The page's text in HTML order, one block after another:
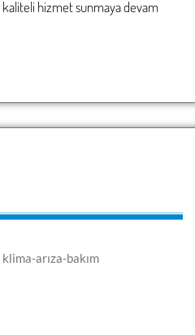
kaliteli hizmet sunmaya devam